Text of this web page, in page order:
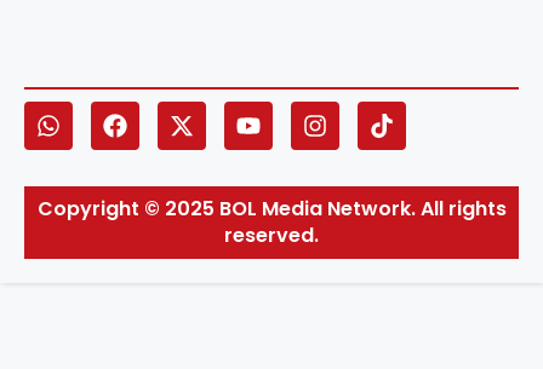
Copyright © 2025 BOL Media Network. All rights
reserved.